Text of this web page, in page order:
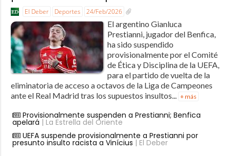
El Deber Deportes 24/Feb/2026
El argentino Gianluca
Prestianni, jugador del Benfica,
ha sido suspendido
provisionalmente por el Comité
de Ética y Disciplina de la UEFA,
para el partido de vuelta de la
eliminatoria de acceso a octavos de la Liga de Campeones
ante el Real Madrid tras los supuestos insultos...
+ más
Provisionalmente suspenden a Prestianni; Benfica
apelará | La Estrella del Oriente
UEFA suspende provisionalmente a Prestianni por
presunto insulto racista a Vinícius | El Deber